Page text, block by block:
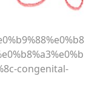
congenital-